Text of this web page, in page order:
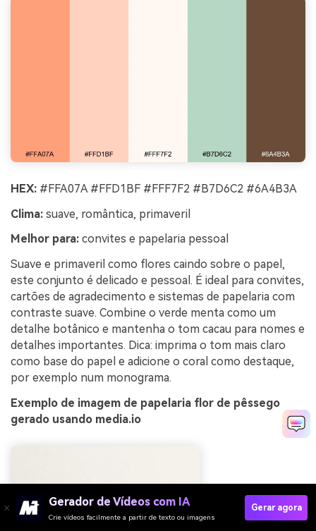
HEX: #FFA07A #FFD1BF #FFF7F2 #B7D6C2 #6A4B3A
Clima: suave, romântica, primaveril
Melhor para: convites e papelaria pessoal
Suave e primaveril como flores caindo sobre o papel,
este conjunto é delicado e pessoal. É ideal para convites,
cartões de agradecimento e sistemas de papelaria com
contraste suave. Combine o verde menta como um
detalhe botânico e mantenha o tom cacau para nomes e
detalhes importantes. Dica: imprima o tom mais claro
como base do papel e adicione o coral como destaque,
por exemplo num monograma.
Exemplo de imagem de papelaria flor de pêssego
gerado usando media.io
Gerador de Vídeos com IA
Crie vídeos facilmente a partir de texto ou imagens
Gerar agora